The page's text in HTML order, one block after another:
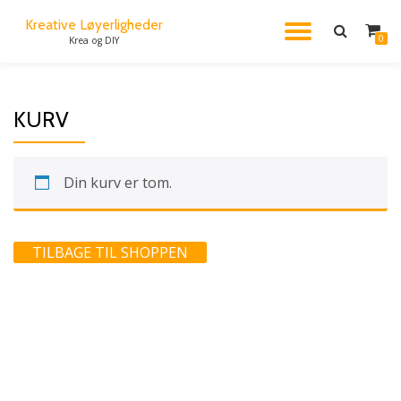
Kreative Løyerligheder
Krea og DIY
FLIP
0
KURV
Din kurv er tom.
TILBAGE TIL SHOPPEN